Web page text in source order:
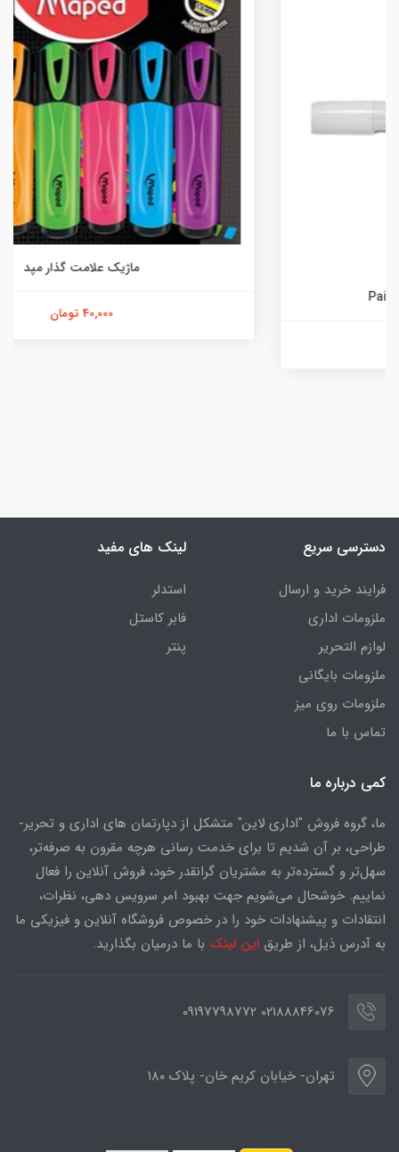
دسترسی سریع
فرایند خرید و ارسال
ملزومات اداری
لوازم التحریر
ملزومات بایگانی
ملزومات روی میز
تماس با ما
لینک های مفید
استدلر
فابر کاستل
پنتر
کمی درباره ما
ما، گروه فروش "اداری لاین" متشکل از دپارتمان های اداری و تحریر-
طراحی، بر آن شدیم تا برای خدمت رسانی هرچه مقرون به صرفه‌تر،
سهل‌تر و گسترده‌تر به مشتریان گرانقدر خود، فروش آنلاین را فعال
نماییم. خوشحال می‌شویم جهت بهبود امر سرویس دهی، نظرات،
انتقادات و پیشنهادات خود را در خصوص فروشگاه آنلاین و فیزیکی ما
به آدرس ذیل، از طریق این لینک با ما درمیان بگذارید.
02188846076 09197798772
تهران- خیابان کریم خان- پلاک ۱۸۰